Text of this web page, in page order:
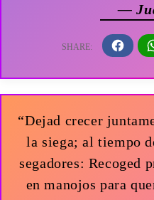
—
“Dejad crecer
la siega; al tiempo
segadores: Recoged
en manojos para